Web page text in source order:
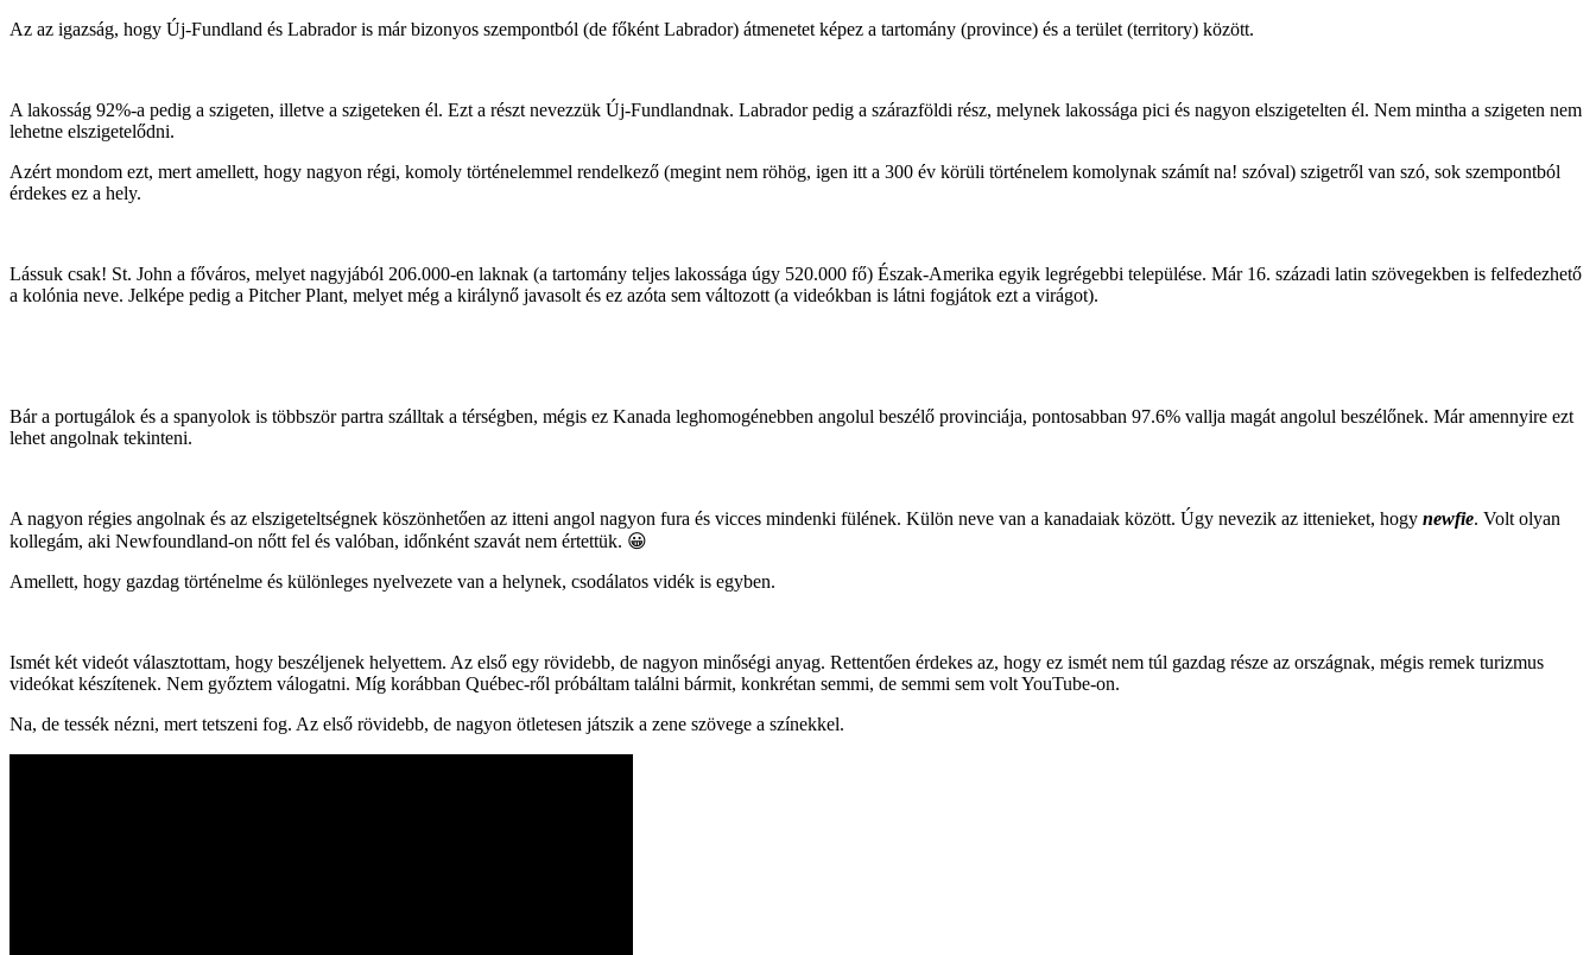
Az az igazság, hogy Új-Fundland és Labrador is már bizonyos szempontból (de főként Labrador) átmenetet képez a tartomány (province) és a terület (territory) között.
A lakosság 92%-a pedig a szigeten, illetve a szigeteken él. Ezt a részt nevezzük Új-Fundlandnak. Labrador pedig a szárazföldi rész, melynek lakossága pici és nagyon elszigetelten él. Nem mintha a szigeten nem
lehetne elszigetelődni.
Azért mondom ezt, mert amellett, hogy nagyon régi, komoly történelemmel rendelkező (megint nem röhög, igen itt a 300 év körüli történelem komolynak számít na! szóval) szigetről van szó, sok szempontból
érdekes ez a hely.
Lássuk csak! St. John a főváros, melyet nagyjából 206.000-en laknak (a tartomány teljes lakossága úgy 520.000 fő) Észak-Amerika egyik legrégebbi települése. Már 16. századi latin szövegekben is felfedezhető
a kolónia neve. Jelképe pedig a Pitcher Plant, melyet még a királynő javasolt és ez azóta sem változott (a videókban is látni fogjátok ezt a virágot).
Bár a portugálok és a spanyolok is többször partra szálltak a térségben, mégis ez Kanada leghomogénebben angolul beszélő provinciája, pontosabban 97.6% vallja magát angolul beszélőnek. Már amennyire ezt
lehet angolnak tekinteni.
A nagyon régies angolnak és az elszigeteltségnek köszönhetően az itteni angol nagyon fura és vicces mindenki fülének. Külön neve van a kanadaiak között. Úgy nevezik az ittenieket, hogy newfie. Volt olyan
kollegám, aki Newfoundland-on nőtt fel és valóban, időnként szavát nem értettük. 😀
Amellett, hogy gazdag történelme és különleges nyelvezete van a helynek, csodálatos vidék is egyben.
Ismét két videót választottam, hogy beszéljenek helyettem. Az első egy rövidebb, de nagyon minőségi anyag. Rettentően érdekes az, hogy ez ismét nem túl gazdag része az országnak, mégis remek turizmus
videókat készítenek. Nem győztem válogatni. Míg korábban Québec-ről próbáltam találni bármit, konkrétan semmi, de semmi sem volt YouTube-on.
Na, de tessék nézni, mert tetszeni fog. Az első rövidebb, de nagyon ötletesen játszik a zene szövege a színekkel.